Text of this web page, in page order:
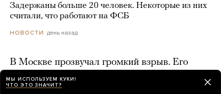
Задержаны больше 20 человек. Некоторые из них
считали, что работают на ФСБ
НОВОСТИ день назад
В Москве прозвучал громкий взрыв. Его
было — не знает даже МЧС
МЫ ИСПОЛЬЗУЕМ КУКИ!
ЧТО ЭТО ЗНАЧИТ?